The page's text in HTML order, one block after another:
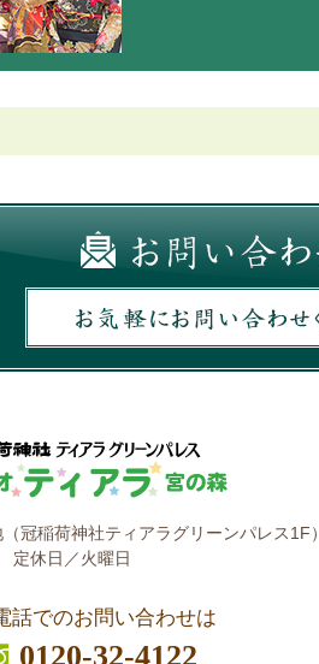
（冠稲荷神社ティアラグリーンパレス1F）
定休日／火曜日
話でのお問い合わせは
0120-32-4122